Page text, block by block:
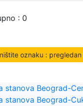
: 0
oznaku : pregledan
stanova Beograd-
stanova Beograd-